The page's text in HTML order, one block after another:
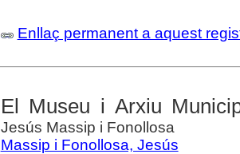
Enllaç permanent a aquest
El Museu i Arxiu
Jesús Massip i Fonollosa
Massip i Fonollosa, Jesús